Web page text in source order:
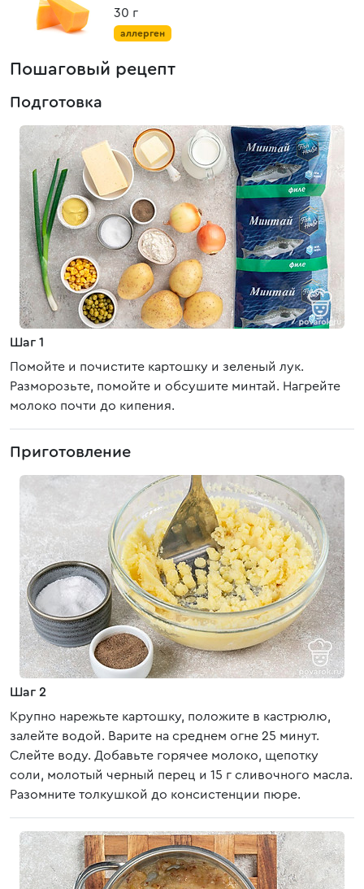
30 г
аллерген
Пошаговый рецепт
Подготовка
Шаг 1
Помойте и почистите картошку и зеленый лук.
Разморозьте, помойте и обсушите минтай. Нагрейте
молоко почти до кипения.
Приготовление
Шаг 2
Крупно нарежьте картошку, положите в кастрюлю,
залейте водой. Варите на среднем огне 25 минут.
Слейте воду. Добавьте горячее молоко, щепотку
соли, молотый черный перец и 15 г сливочного масла.
Разомните толкушкой до консистенции пюре.